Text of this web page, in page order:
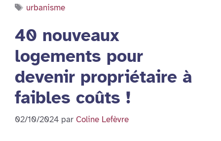
Étiquettes
urbanisme
40 nouveaux
logements pour
devenir propriétaire à
faibles coûts !
02/10/2024 par Coline Lefèvre